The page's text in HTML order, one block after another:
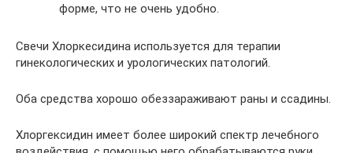
форме, что не очень удобно.
Свечи Хлоркесидина используется для терапии
гинекологических и урологических патологий.
Оба средства хорошо обеззараживают раны и ссадины.
Хлоргексидин имеет более широкий спектр лечебного